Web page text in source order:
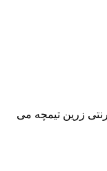
زرین تیمچه می